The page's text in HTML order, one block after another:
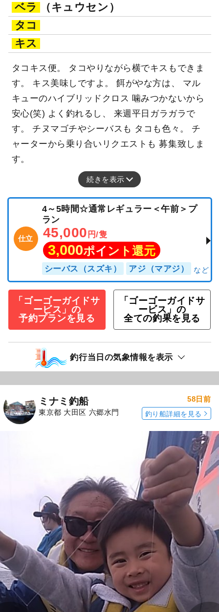
ベラ
（キュウセン）
タコ
キス
タコキス便。 タコやりながら横でキスもできま
す。 キス美味しですよ。 餌がやな方は、 マル
キューのハイブリッドクロス 噛みつかないから
安心(笑) よく釣れるし、 来週平日ガラガラで
す。 チヌマゴチやシーバスも タコも色々。 チ
ャーターから乗り合いリクエストも 募集致しま
す。
続きを表示
仕立
4～5時間☆通常レギュラー＜午前＞プ
ラン
45,000 円/隻
3,000ポイント還元
シーバス（スズキ） アジ（マアジ）
「ゴーゴーガイドサ
ービス」の
予約プランを見る
「ゴーゴーガイドサ
ービス」の
全ての釣果を見る
釣行当日の気象情報を表示
ミナミ釣船
東京都 大田区 六郷水門
58日前
釣り船詳細を見る